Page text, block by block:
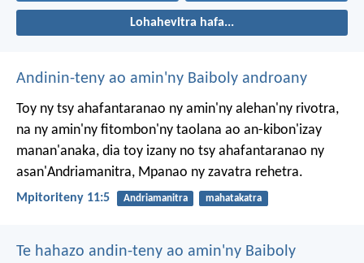
Lohahevitra hafa...
Andinin-teny ao amin'ny Baiboly androany
Toy ny tsy ahafantaranao ny amin'ny alehan'ny rivotra,
na ny amin'ny fitombon'ny taolana ao an-kibon'izay
manan'anaka, dia toy izany no tsy ahafantaranao ny
asan'Andriamanitra, Mpanao ny zavatra rehetra.
Mpitoriteny 11:5 Andriamanitra mahatakatra
Te hahazo andin-teny ao amin'ny Baiboly